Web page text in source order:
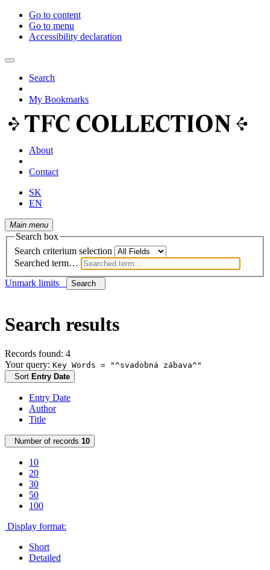
Go to content
Go to menu
Accessibility declaration
Search
My Bookmarks
About
Contact
SK
EN
Main menu
Search box
Search criterium selection
Searched term…
Unmark limits
Search
Search results
Records found: 4
Your query: Key Words = "^svadobná zábava^"
Sort Entry Date
Entry Date
Author
Title
Number of records 10
10
20
30
50
100
Display format:
Short
Detailed